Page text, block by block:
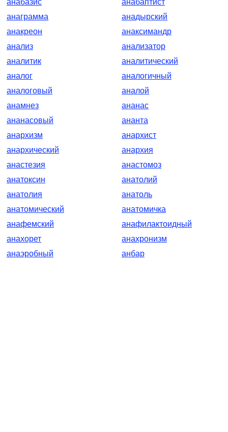
анабазис
анабаптист
анаграмма
анадырский
анакреон
анаксимандр
анализ
анализатор
аналитик
аналитический
аналог
аналогичный
аналоговый
аналой
анамнез
ананас
ананасовый
ананта
анархизм
анархист
анархический
анархия
анастезия
анастомоз
анатоксин
анатолий
анатолия
анатоль
анатомический
анатомичка
анафемский
анафилактоидный
анахорет
анахронизм
анаэробный
анбар